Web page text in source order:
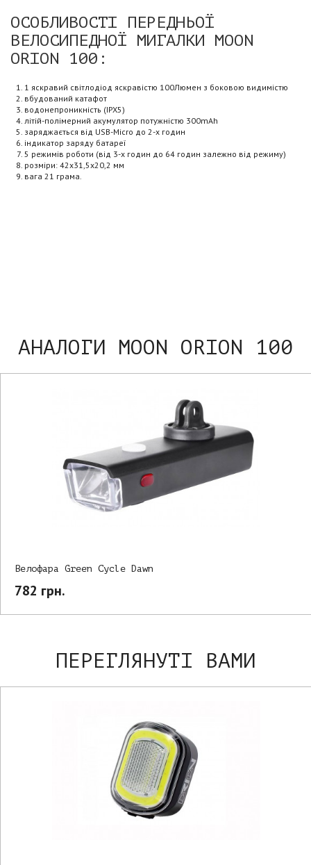
ОСОБЛИВОСТІ ПЕРЕДНЬОЇ
ВЕЛОСИПЕДНОЇ МИГАЛКИ MOON
ORION 100:
1 яскравий світлодіод яскравістю 100Люмен з боковою видимістю
вбудований катафот
водонепроникність (IPX5)
літій-полімерний акумулятор потужністю 300mAh
заряджається від USB-Micro до 2-х годин
індикатор заряду батареї
5 режимів роботи (від 3-х годин до 64 годин залежно від режиму)
розміри: 42x31,5x20,2 мм
вага 21 грама.
АНАЛОГИ MOON ORION 100
Велофара Green Cycle Dawn
782 грн.
ПЕРЕГЛЯНУТІ ВАМИ